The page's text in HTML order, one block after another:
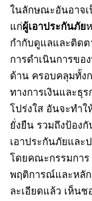
ในลักษณะอันอาจเ
แก่ผู้เอาประกันภัย
กำกับดูแลและติด
การดำเนินการขอ
ด้าน ครอบคลุมทั้ง
ทางการเงินและธุ
โปร่งใส อันจะทำ
ยั่งยืน รวมถึงป้อง
เอาประกันภัยและ
โดยคณะกรรมการ
พฤติการณ์และหลัก
ละเอียดแล้ว เห็น